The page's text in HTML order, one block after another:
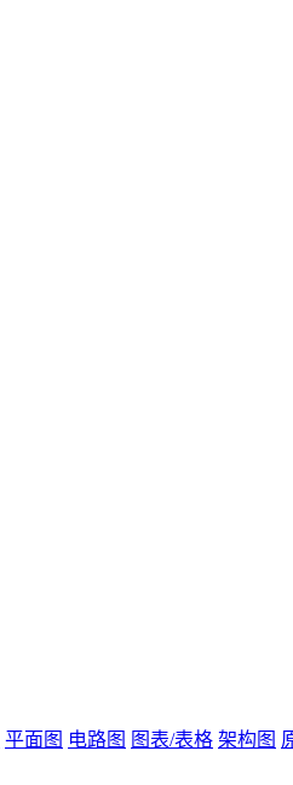
平面图 电路图 图表/表格 架构图